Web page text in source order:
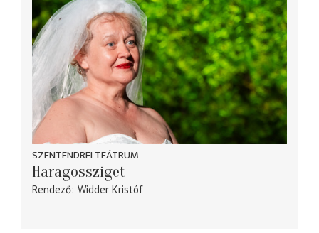
SZENTENDREI TEÁTRUM
Haragossziget
Rendező Widder Kristóf